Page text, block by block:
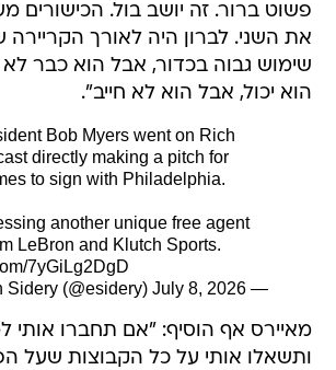
פשוט ברור. זה יושב בול. הכישורים
את השני. לברון היה לאורך
שימוש גבוה בכדור, אבל הוא כבר לא
הוא יכול, אבל הוא לא חייב".
Bob Myers went on Rich
directly making a pitch for
to sign with Philadelphia.
another unique free agent
LeBron and Klutch Sports.
7yGiLg2DgD
— Evan Sidery (@esidery)
July 8, 2026
מאיירס אף הוסיף: "אם תחברו אותי
ותשאלו אותי על כל הקבוצות שעל